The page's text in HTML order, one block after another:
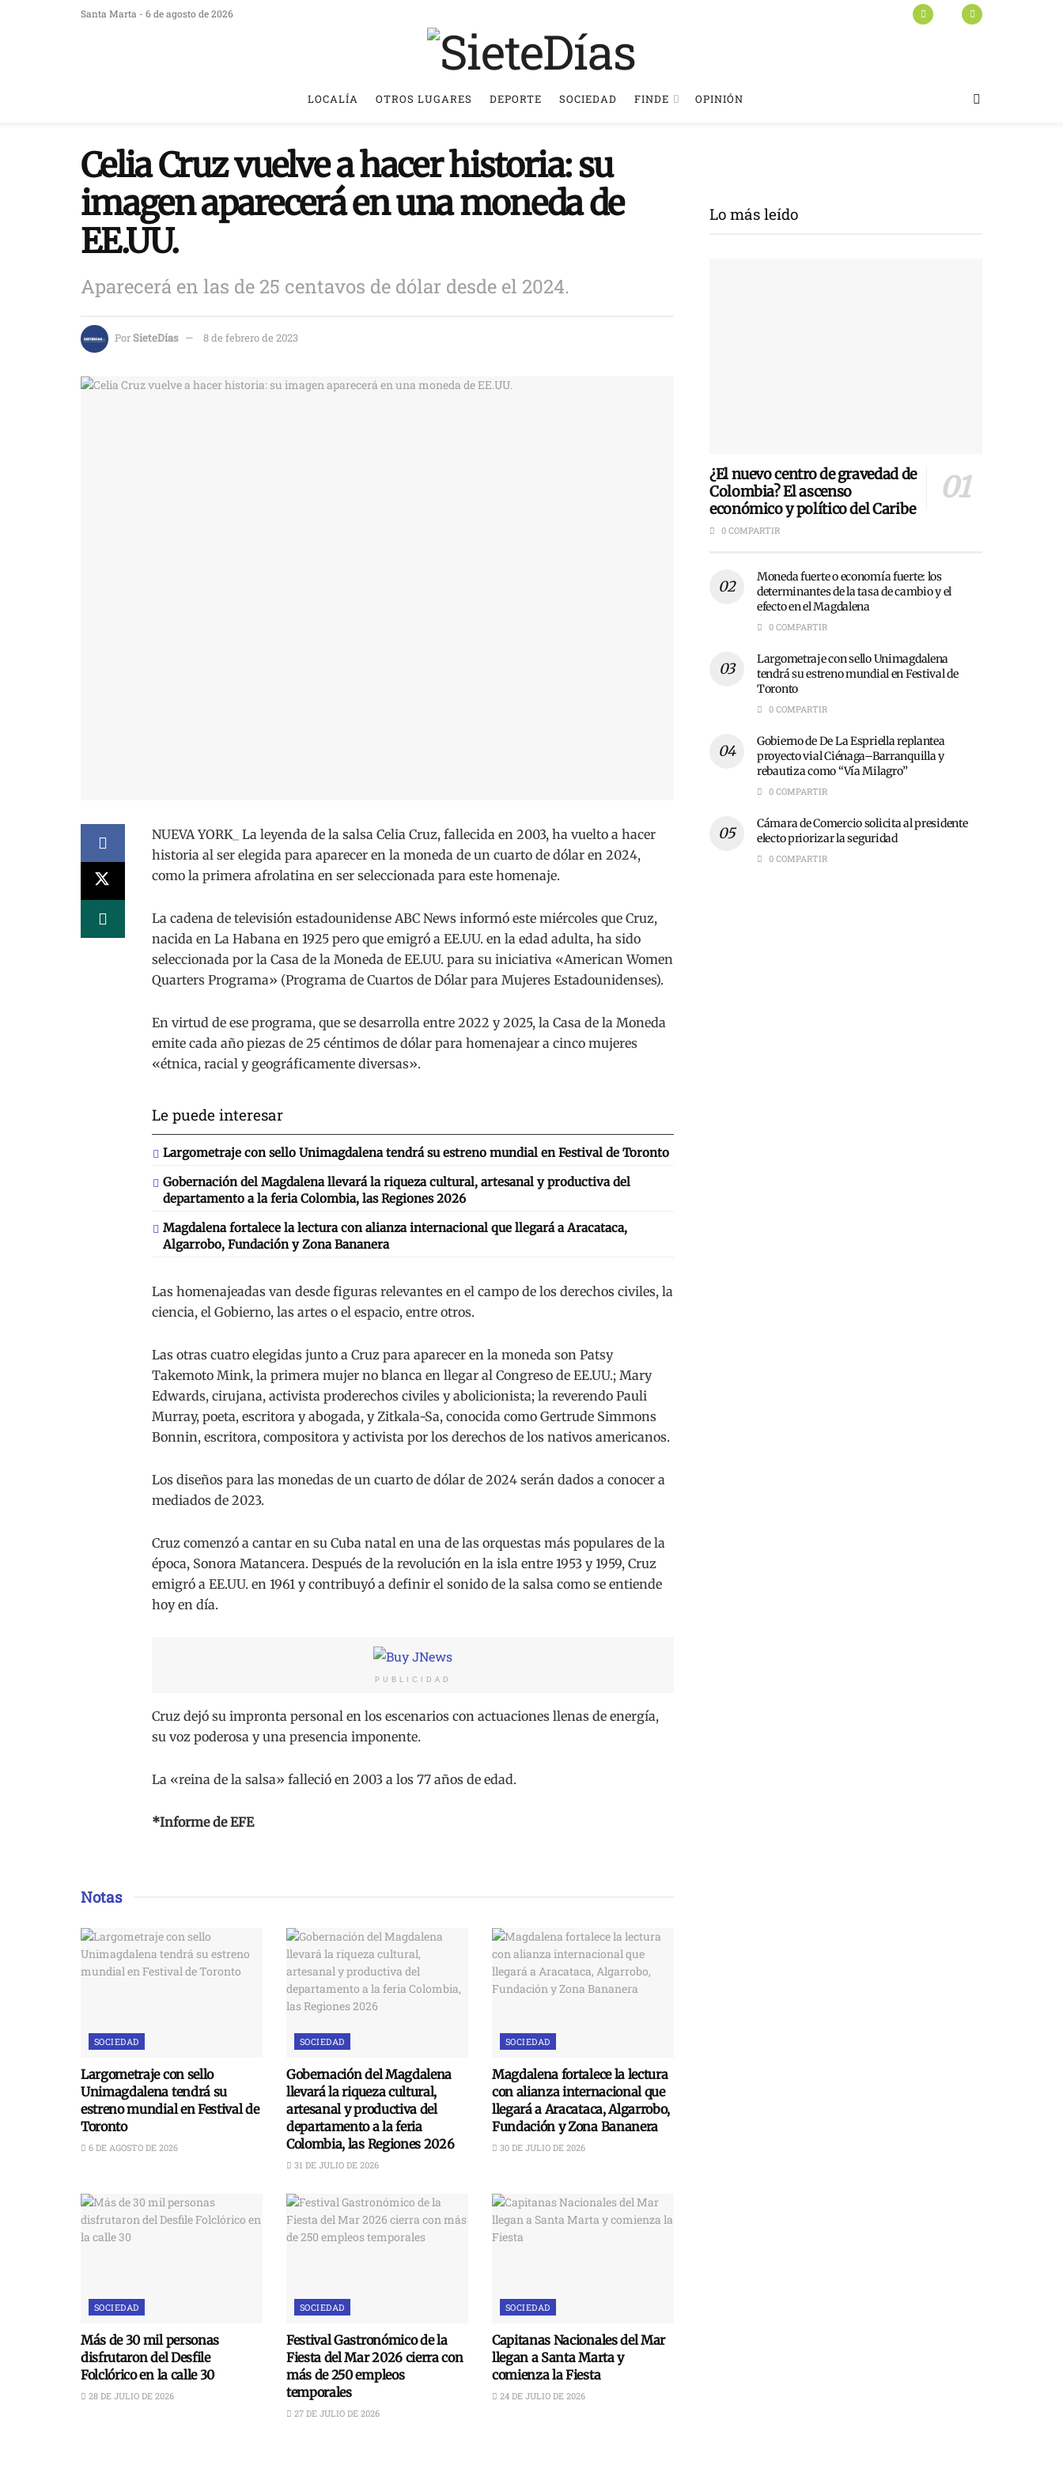
Santa Marta - 6 de agosto de 2026
LOCALÍA OTROS LUGARES DEPORTE SOCIEDAD FINDE OPINIÓN
Celia Cruz vuelve a hacer historia: su
imagen aparecerá en una moneda de
EE.UU.
Aparecerá en las de 25 centavos de dólar desde el 2024.
PorSieteDías 8 de febrero de 2023
NUEVA YORK_ La leyenda de la salsa Celia Cruz, fallecida en 2003, ha vuelto a hacer
historia al ser elegida para aparecer en la moneda de un cuarto de dólar en 2024,
como la primera afrolatina en ser seleccionada para este homenaje.
La cadena de televisión estadounidense ABC News informó este miércoles que Cruz,
nacida en La Habana en 1925 pero que emigró a EE.UU. en la edad adulta, ha sido
seleccionada por la Casa de la Moneda de EE.UU. para su iniciativa «American Women
Quarters Programa» (Programa de Cuartos de Dólar para Mujeres Estadounidenses).
En virtud de ese programa, que se desarrolla entre 2022 y 2025, la Casa de la Moneda
emite cada año piezas de 25 céntimos de dólar para homenajear a cinco mujeres
«étnica, racial y geográficamente diversas».
Le puede interesar
Largometraje con sello Unimagdalena tendrá su estreno mundial en Festival de Toronto
Gobernación del Magdalena llevará la riqueza cultural, artesanal y productiva del
departamento a la feria Colombia, las Regiones 2026
Magdalena fortalece la lectura con alianza internacional que llegará a Aracataca,
Algarrobo, Fundación y Zona Bananera
Las homenajeadas van desde figuras relevantes en el campo de los derechos civiles, la
ciencia, el Gobierno, las artes o el espacio, entre otros.
Las otras cuatro elegidas junto a Cruz para aparecer en la moneda son Patsy
Takemoto Mink, la primera mujer no blanca en llegar al Congreso de EE.UU.; Mary
Edwards, cirujana, activista proderechos civiles y abolicionista; la reverendo Pauli
Murray, poeta, escritora y abogada, y Zitkala-Sa, conocida como Gertrude Simmons
Bonnin, escritora, compositora y activista por los derechos de los nativos americanos.
Los diseños para las monedas de un cuarto de dólar de 2024 serán dados a conocer a
mediados de 2023.
Cruz comenzó a cantar en su Cuba natal en una de las orquestas más populares de la
época, Sonora Matancera. Después de la revolución en la isla entre 1953 y 1959, Cruz
emigró a EE.UU. en 1961 y contribuyó a definir el sonido de la salsa como se entiende
hoy en día.
PUBLICIDAD
Cruz dejó su impronta personal en los escenarios con actuaciones llenas de energía,
su voz poderosa y una presencia imponente.
La «reina de la salsa» falleció en 2003 a los 77 años de edad.
*Informe de EFE
Notas
SOCIEDAD
Largometraje con sello
Unimagdalena tendrá su
estreno mundial en Festival de
Toronto
6 DE AGOSTO DE 2026
SOCIEDAD
Gobernación del Magdalena
llevará la riqueza cultural,
artesanal y productiva del
departamento a la feria
Colombia, las Regiones 2026
31 DE JULIO DE 2026
SOCIEDAD
Magdalena fortalece la lectura
con alianza internacional que
llegará a Aracataca, Algarrobo,
Fundación y Zona Bananera
30 DE JULIO DE 2026
SOCIEDAD
Más de 30 mil personas
disfrutaron del Desfile
Folclórico en la calle 30
28 DE JULIO DE 2026
SOCIEDAD
Festival Gastronómico de la
Fiesta del Mar 2026 cierra con
más de 250 empleos
temporales
27 DE JULIO DE 2026
SOCIEDAD
Capitanas Nacionales del Mar
llegan a Santa Marta y
comienza la Fiesta
24 DE JULIO DE 2026
Lo más leído
¿El nuevo centro de gravedad de
Colombia? El ascenso
económico y político del Caribe
0 COMPARTIR
Moneda fuerte o economía fuerte: los
determinantes de la tasa de cambio y el
efecto en el Magdalena
0 COMPARTIR
Largometraje con sello Unimagdalena
tendrá su estreno mundial en Festival de
Toronto
0 COMPARTIR
Gobierno de De La Espriella replantea
proyecto vial Ciénaga–Barranquilla y
rebautiza como “Vía Milagro”
0 COMPARTIR
Cámara de Comercio solicita al presidente
electo priorizar la seguridad
0 COMPARTIR